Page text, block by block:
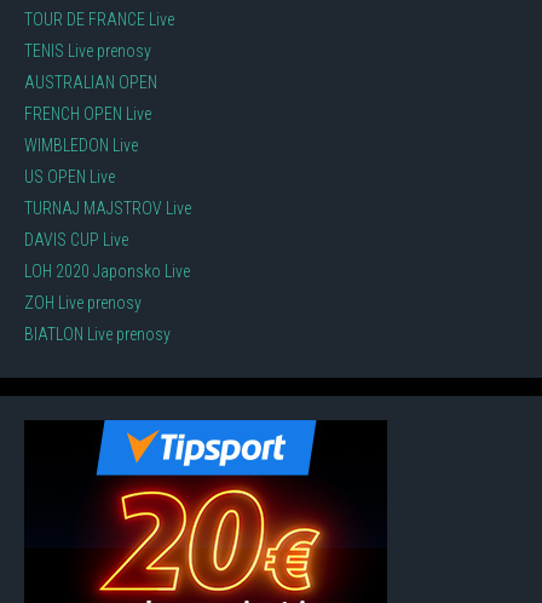
TOUR DE FRANCE Live
TENIS Live prenosy
AUSTRALIAN OPEN
FRENCH OPEN Live
WIMBLEDON Live
US OPEN Live
TURNAJ MAJSTROV Live
DAVIS CUP Live
LOH 2020 Japonsko Live
ZOH Live prenosy
BIATLON Live prenosy